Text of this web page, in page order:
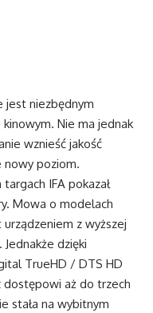
jest niezbędnym
Nie ma jednak
wznieść jakość
nowy poziom.
IFA pokazał
Mowa o modelach
urządzeniem z wyższej
dzięki
TrueHD / DTS HD
dostępowi aż do trzech
stała na wybitnym